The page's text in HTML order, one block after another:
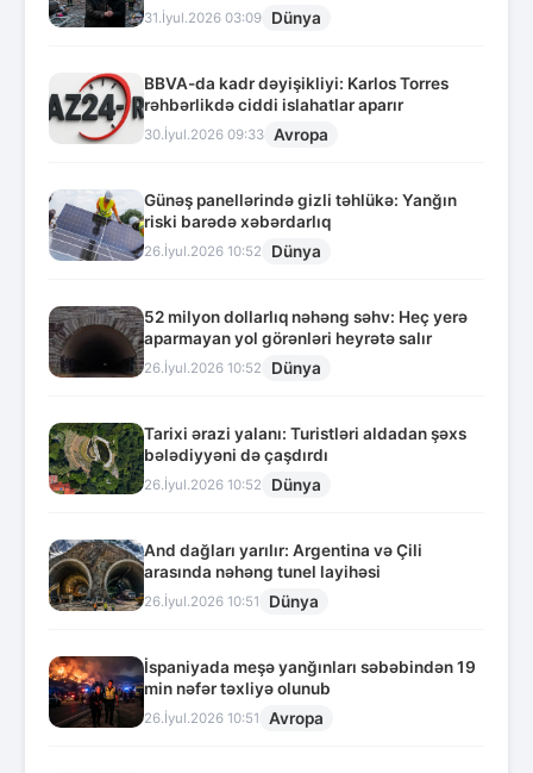
31.İyul.2026 03:09 Dünya
BBVA-da kadr dəyişikliyi: Karlos Torres
rəhbərlikdə ciddi islahatlar aparır
30.İyul.2026 09:33 Avropa
Günəş panellərində gizli təhlükə: Yanğın
riski barədə xəbərdarlıq
26.İyul.2026 10:52 Dünya
52 milyon dollarlıq nəhəng səhv: Heç yerə
aparmayan yol görənləri heyrətə salır
26.İyul.2026 10:52 Dünya
Tarixi ərazi yalanı: Turistləri aldadan şəxs
bələdiyyəni də çaşdırdı
26.İyul.2026 10:52 Dünya
And dağları yarılır: Argentina və Çili
arasında nəhəng tunel layihəsi
26.İyul.2026 10:51 Dünya
İspaniyada meşə yanğınları səbəbindən 19
min nəfər təxliyə olunub
26.İyul.2026 10:51 Avropa